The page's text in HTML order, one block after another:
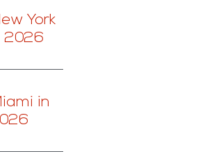
York
2026
in